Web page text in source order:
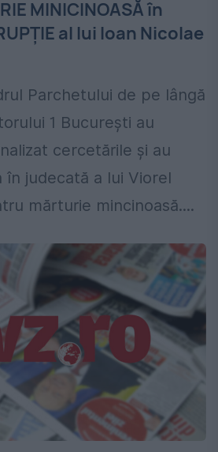
MINICINOASĂ în
al lui Ioan Nicolae
Parchetului de pe lângă
1 Bucureşti au
cercetările şi au
judecată a lui Viorel
mărturie mincinoasă....